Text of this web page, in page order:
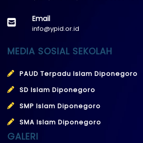
Email
info@ypid.or.id
MEDIA SOSIAL SEKOLAH
PAUD Terpadu Islam Diponegoro
SD Islam Diponegoro
SMP Islam Diponegoro
SMA Islam Diponegoro
GALERI